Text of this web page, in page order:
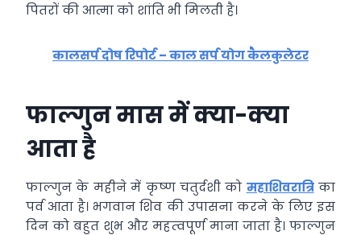
पितरों की आत्मा को शांति भी मिलती है।
कालसर्प दोष रिपोर्ट – काल सर्प योग कैलकुलेटर
फाल्‍गुन मास में क्‍या-क्‍या
आता है
फाल्‍गुन के महीने में कृष्‍ण चतुर्दशी को महाशिवरात्रिका
पर्व आता है। भगवान शिव की उपासना करने के लिए इस
दिन को बहुत शुभ और महत्‍वपूर्ण माना जाता है। फाल्‍गुन